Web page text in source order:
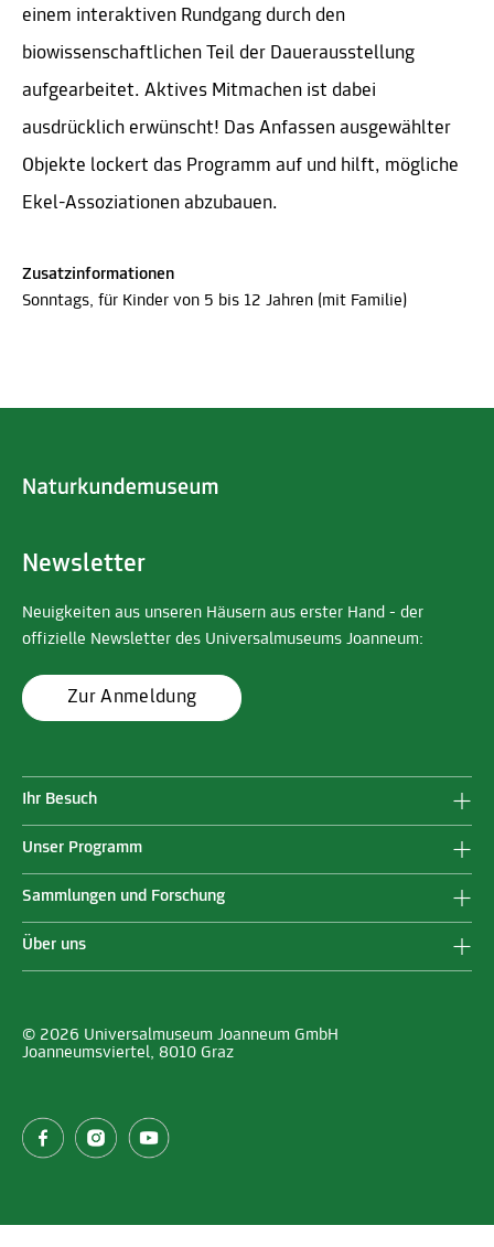
einem interaktiven Rundgang durch den
biowissenschaftlichen Teil der Dauerausstellung
aufgearbeitet. Aktives Mitmachen ist dabei
ausdrücklich erwünscht! Das Anfassen ausgewählter
Objekte lockert das Programm auf und hilft, mögliche
Ekel-Assoziationen abzubauen.
Zusatzinformationen
Sonntags, für Kinder von 5 bis 12 Jahren (mit Familie)
Newsletter
Neuigkeiten aus unseren Häusern aus erster Hand - der
offizielle Newsletter des Universalmuseums Joanneum:
Zur Anmeldung
Ihr Besuch
Unser Programm
Sammlungen und Forschung
Über uns
© 2026 Universalmuseum Joanneum GmbH
Joanneumsviertel, 8010 Graz